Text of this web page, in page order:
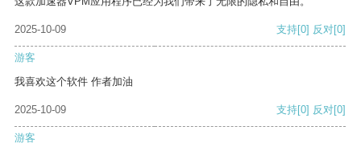
2025-10-09 支持[0] 反对[0]
游客
我喜欢这个软件 作者加油
2025-10-09 支持[0] 反对[0]
游客